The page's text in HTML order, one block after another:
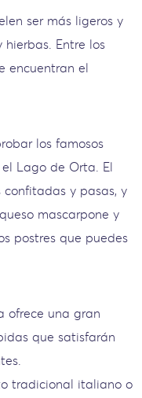
ser más ligeros y
hierbas. Entre los
encuentran el
los famosos
Lago de Orta. El
y pasas, y
mascarpone y
postres que puedes
ofrece una gran
que satisfarán
tradicional italiano o